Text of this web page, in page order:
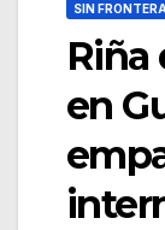
SIN
Riña
en